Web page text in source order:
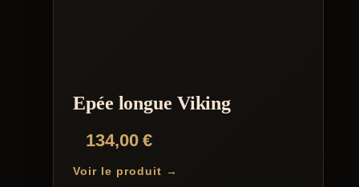
Epée longue Viking
134,00€
Voir le produit →